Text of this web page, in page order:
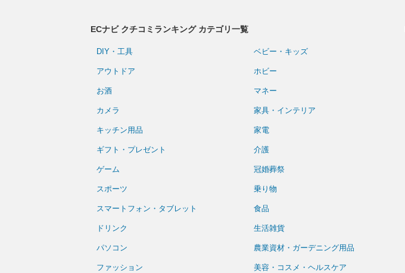
ECナビ クチコミランキング カテゴリ一覧
DIY・工具
アウトドア
お酒
カメラ
キッチン用品
ギフト・プレゼント
ゲーム
スポーツ
スマートフォン・タブレット
ドリンク
パソコン
ファッション
ベビー・キッズ
ホビー
マネー
家具・インテリア
家電
介護
冠婚葬祭
乗り物
食品
生活雑貨
農業資材・ガーデニング用品
美容・コスメ・ヘルスケア